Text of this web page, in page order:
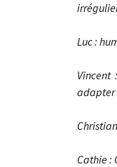
Luc :
adapter
Cathie :